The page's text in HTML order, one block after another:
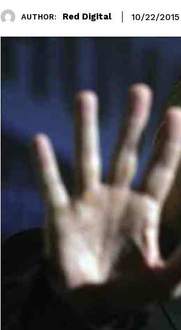
AUTHOR: Red Digital 10/22/2015